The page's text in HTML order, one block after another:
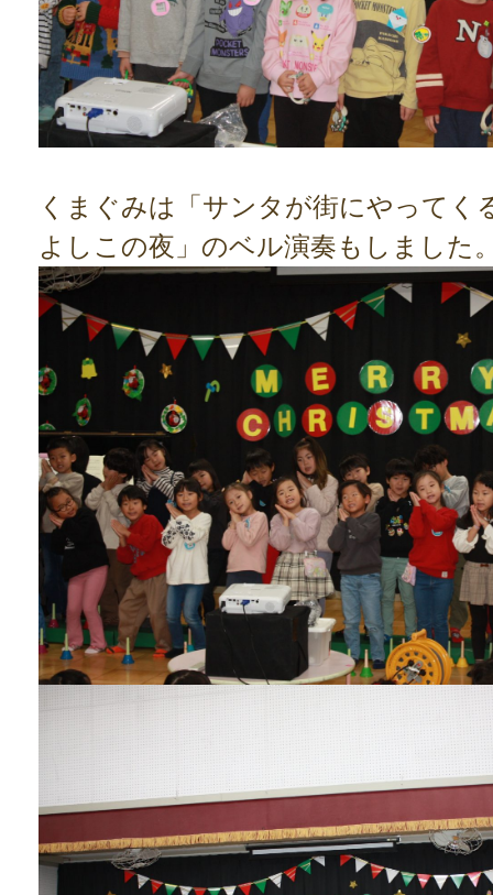
くまぐみは「サンタが街にやってく
よしこの夜」のベル演奏もしました